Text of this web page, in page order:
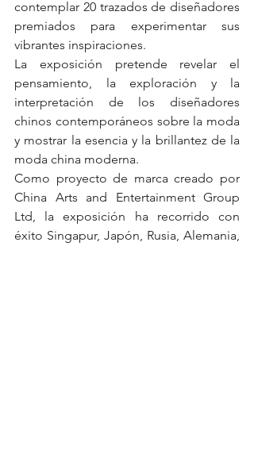
contemplar 20 trazados de diseñadores
premiados para experimentar sus
vibrantes inspiraciones.
La exposición pretende revelar el
pensamiento, la exploración y la
interpretación de los diseñadores
chinos contemporáneos sobre la moda
y mostrar la esencia y la brillantez de la
moda china moderna.
Como proyecto de marca creado por
China Arts and Entertainment Group
Ltd, la exposición ha recorrido con
éxito Singapur, Japón, Rusia, Alemania,